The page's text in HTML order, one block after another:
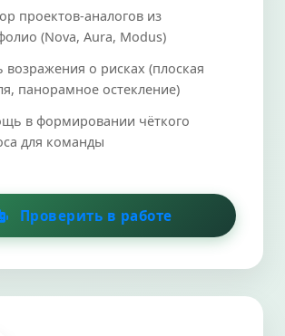
проектов-аналогов из
(Nova, Aura, Modus)
возражения о рисках (плоская
панорамное остекление)
в формировании чёткого
для команды
Проверить в работе